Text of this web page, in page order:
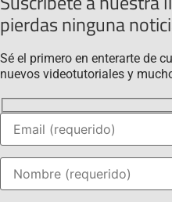
pierdas ninguna
Sé el primero en enterarte de
nuevos videotutoriales y